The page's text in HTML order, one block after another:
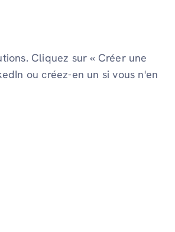
Cliquez sur « Créer une
ou créez-en un si vous n'en